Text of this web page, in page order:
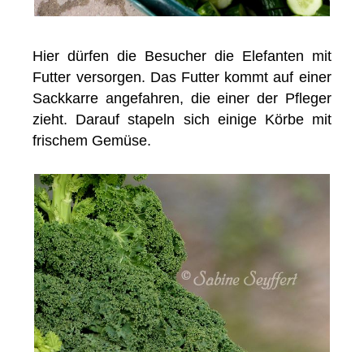
Hier dürfen die Besucher die Elefanten mit
Futter versorgen. Das Futter kommt auf einer
Sackkarre angefahren, die einer der Pfleger
zieht. Darauf stapeln sich einige Körbe mit
frischem Gemüse.